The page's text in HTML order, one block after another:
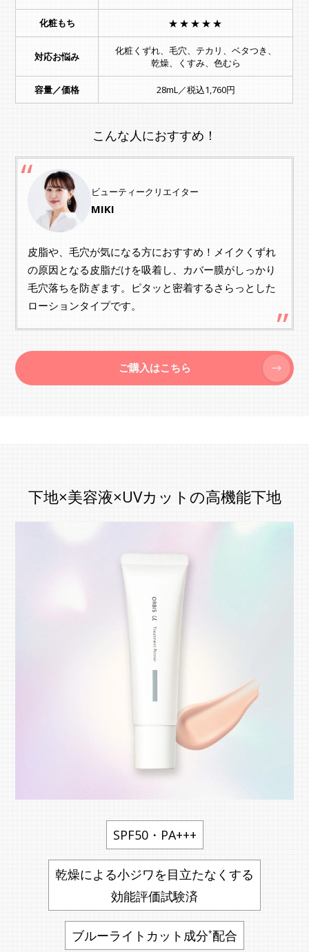
化粧もち ★★★★★
対応お悩み
化粧くずれ、毛穴、テカリ、ベタつき、
乾燥、くすみ、色むら
容量／価格 28mL／税込1,760円
こんな人におすすめ！
ビューティークリエイター
MIKI
皮脂や、毛穴が気になる方におすすめ！メイクくずれ
の原因となる皮脂だけを吸着し、カバー膜がしっかり
毛穴落ちを防ぎます。ピタッと密着するさらっとした
ローションタイプです。
ご購入はこちら
下地×美容液×UVカットの高機能下地
SPF50・PA+++
乾燥による小ジワを目立たなくする
効能評価試験済
ブルーライトカット成分*配合